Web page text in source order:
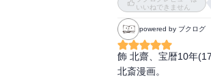
いいねできません
powered by ブクログ
飾 北齋、宝暦10年
北斎漫画。